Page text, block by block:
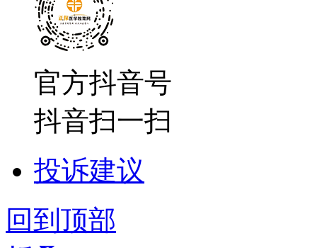
官方抖音号
抖音扫一扫
投诉建议
回到顶部